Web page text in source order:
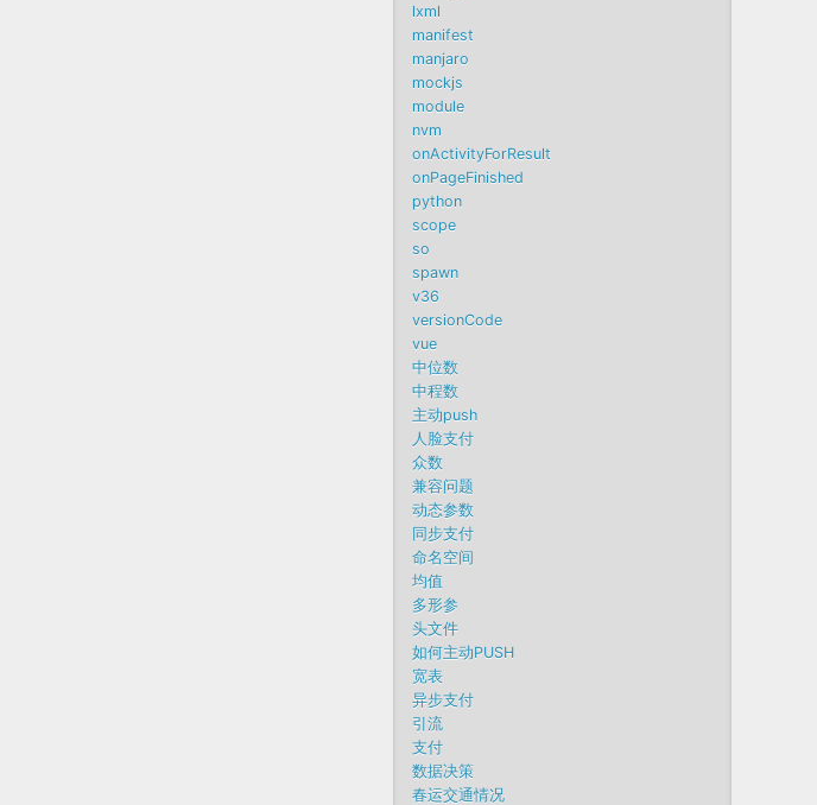
lxml
manifest
manjaro
mockjs
module
nvm
onActivityForResult
onPageFinished
python
scope
so
spawn
v36
versionCode
vue
中位数
中程数
主动push
人脸支付
众数
兼容问题
动态参数
同步支付
命名空间
均值
多形参
头文件
如何主动PUSH
宽表
异步支付
引流
支付
数据决策
春运交通情况